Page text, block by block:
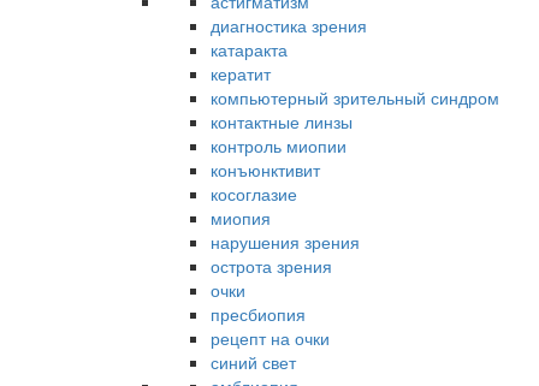
диагностика зрения
катаракта
кератит
компьютерный зрительный синдром
контактные линзы
контроль миопии
конъюнктивит
косоглазие
миопия
нарушения зрения
острота зрения
очки
пресбиопия
рецепт на очки
синий свет